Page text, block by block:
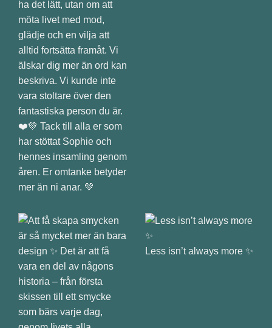
ha det lätt, utan om att
möta livet med mod,
glädje och en vilja att
alltid fortsätta framåt. Vi
älskar dig mer än ord kan
beskriva. Vi kunde inte
vara stoltare över den
fantastiska person du är.
❤️💚 Tack till alla er som
har stöttat Sophie och
hennes insamling genom
åren. Er omtanke betyder
mer än ni anar. 💚
Less isn’t always more ✨